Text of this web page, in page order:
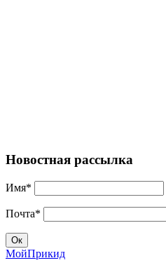
Новостная рассылка
Имя*
Почта*
МойПрикид